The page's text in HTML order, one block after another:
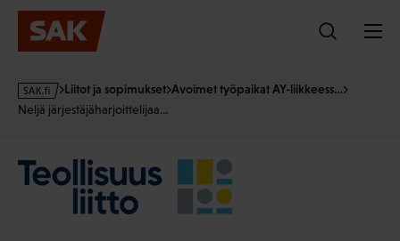
Hyppää
sisältöön
s
a
f
Liitot ja sopimukset Avoimet työpaikat AY-liikkeess…
Neljä järjestäjäharjoittelijaa…